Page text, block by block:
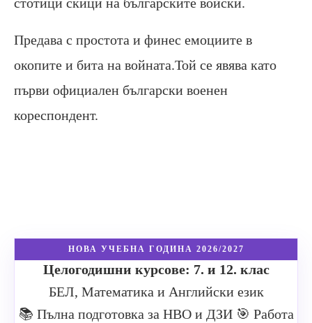
стотици скици на българските войски.
Предава с простота и финес емоциите в
окопите и бита на войната.Той се явява като
първи официален български военен
кореспондент.
НОВА УЧЕБНА ГОДИНА 2026/2027
Целогодишни курсове: 7. и 12. клас
БЕЛ, Математика и Английски език
📚 Пълна подготовка за НВО и ДЗИ 🎯 Работа